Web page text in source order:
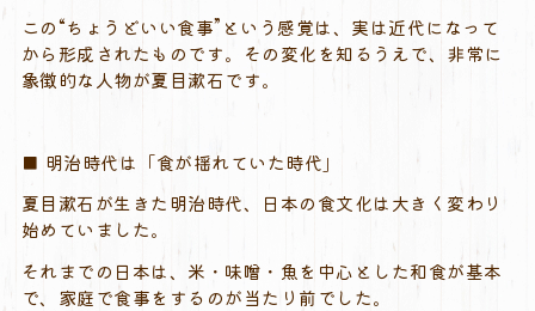
この“ちょうどいい食事”という感覚は、実は近代になって
から形成されたものです。その変化を知るうえで、非常に
象徴的な人物が夏目漱石です。
■ 明治時代は「食が揺れていた時代」
夏目漱石が生きた明治時代、日本の食文化は大きく変わり
始めていました。
それまでの日本は、米・味噌・魚を中心とした和食が基本
で、家庭で食事をするのが当たり前でした。